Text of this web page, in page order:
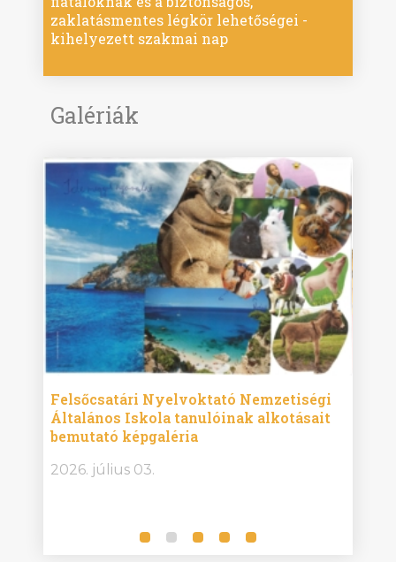
zaklatásmentes légkör lehetőségei -
kihelyezett szakmai nap
Galériák
Felsőcsatári Nyelvoktató Nemzetiségi
Általános Iskola tanulóinak alkotásait
bemutató képgaléria
2026. július 03.